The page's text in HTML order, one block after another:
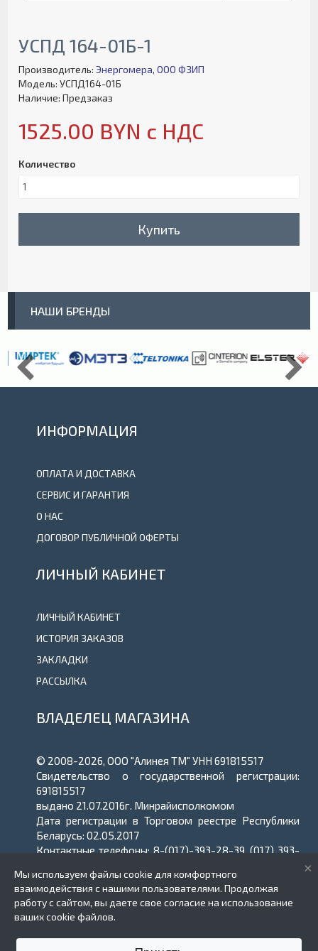
УСПД 164-01Б-1
Производитель:Энергомера, ООО ФЗИП
Модель: УСПД164-01Б
Наличие: Предзаказ
1525.00 BYN с НДС
Количество
Купить
НАШИ БРЕНДЫ
×
Мы используем файлы cookie для комфортного
взаимодействия с нашими пользователями. Продолжая
работу с сайтом, вы даете свое согласие на использование
ваших cookie файлов.
ИНФОРМАЦИЯ
ОПЛАТА И ДОСТАВКА
СЕРВИС И ГАРАНТИЯ
О НАС
ДОГОВОР ПУБЛИЧНОЙ ОФЕРТЫ
ЛИЧНЫЙ КАБИНЕТ
ЛИЧНЫЙ КАБИНЕТ
ИСТОРИЯ ЗАКАЗОВ
ЗАКЛАДКИ
РАССЫЛКА
ВЛАДЕЛЕЦ МАГАЗИНА
© 2008-2026, ООО "Алинея ТМ" УНН 691815517
Свидетельство о государственной регистрации:
691815517
выдано 21.07.2016г. Минрайисполкомом
Дата регистрации в Торговом реестре Республики
Беларусь: 02.05.2017
Контактные телефоны: 8-(017)-393-28-39, (017) 393-
E-mail: zakaz@alinea.by